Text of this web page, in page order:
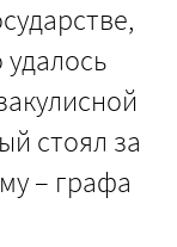
стоял за
– графа